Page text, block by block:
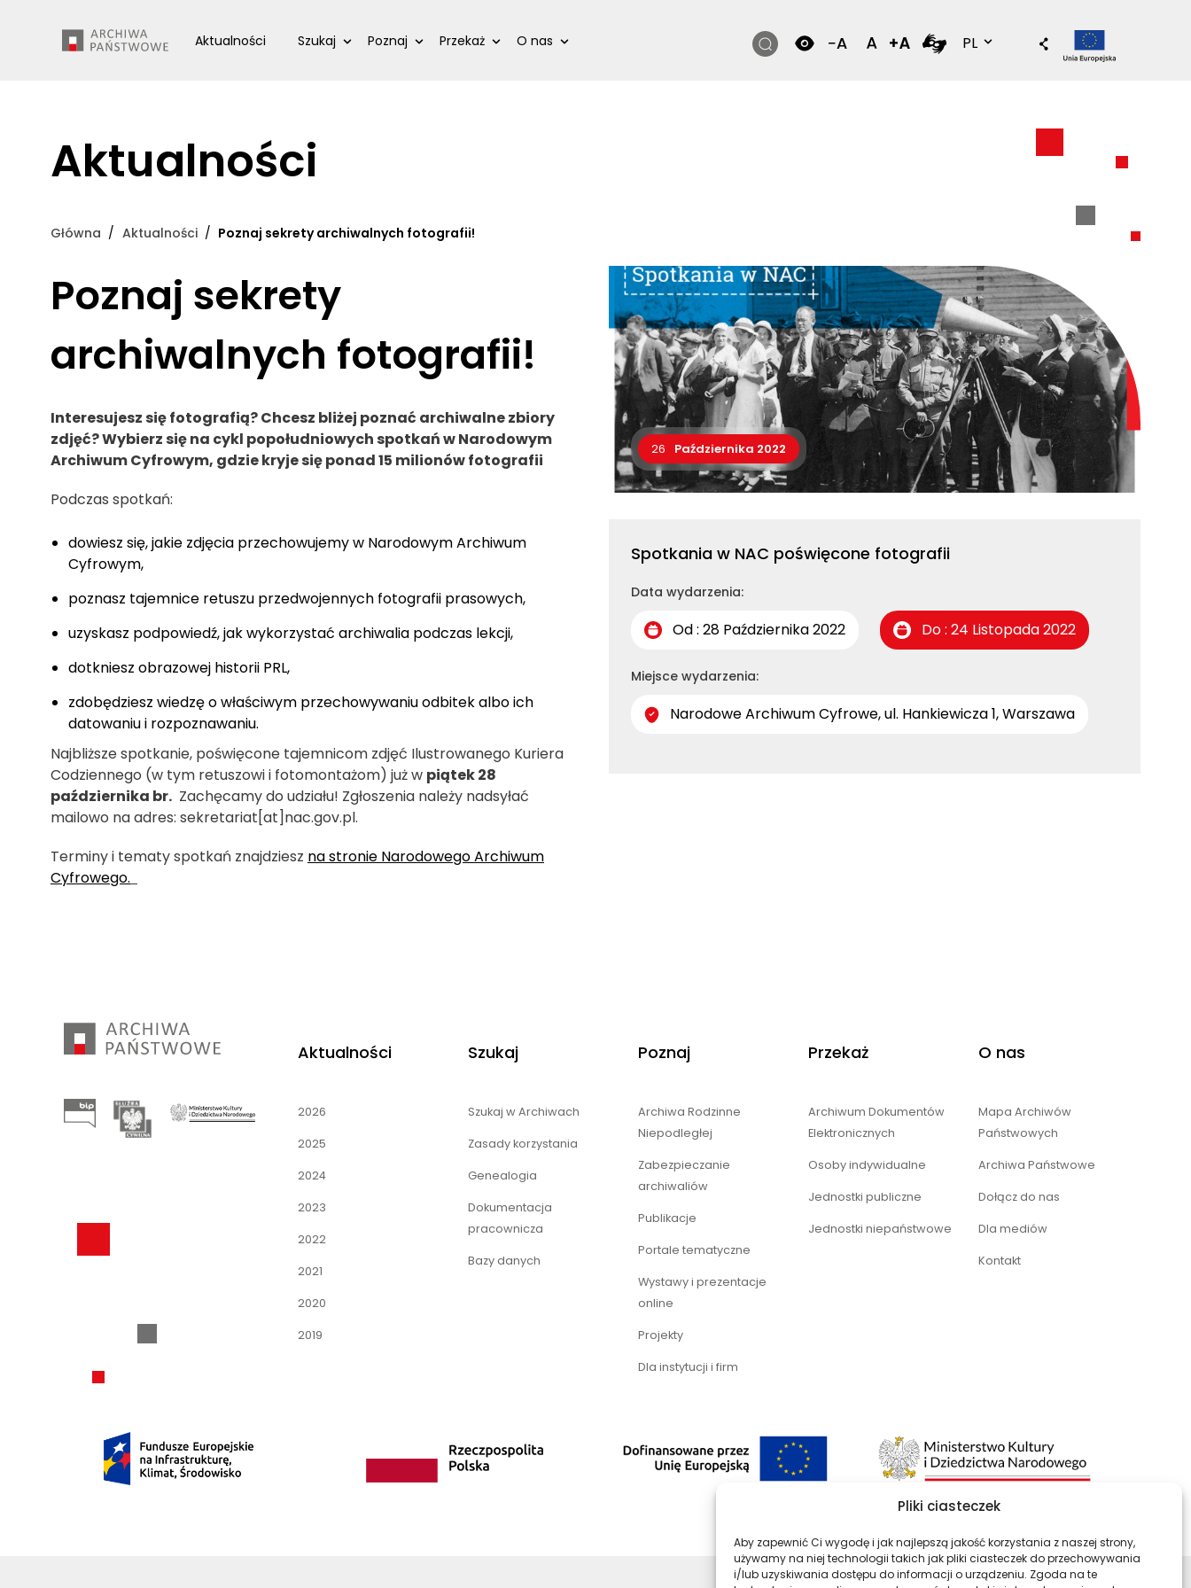
Pliki ciasteczek
Aby zapewnić Ci wygodę i jak najlepszą jakość korzystania z naszej strony,
używamy na niej technologii takich jak pliki ciasteczek do przechowywania
i/lub uzyskiwania dostępu do informacji o urządzeniu. Zgoda na te
Aktualności Szukaj Poznaj Przekaż O nas Szukaj PLWersja polska
Aktualności
Główna Aktualności Poznaj sekrety archiwalnych fotografii!
Poznaj sekrety
archiwalnych fotografii!
Interesujesz się fotografią? Chcesz bliżej poznać archiwalne zbiory
zdjęć? Wybierz się na cykl popołudniowych spotkań w Narodowym
Archiwum Cyfrowym, gdzie kryje się ponad 15 milionów fotografii
Podczas spotkań:
dowiesz się, jakie zdjęcia przechowujemy w Narodowym Archiwum
Cyfrowym,
poznasz tajemnice retuszu przedwojennych fotografii prasowych,
uzyskasz podpowiedź, jak wykorzystać archiwalia podczas lekcji,
dotkniesz obrazowej historii PRL,
zdobędziesz wiedzę o właściwym przechowywaniu odbitek albo ich
datowaniu i rozpoznawaniu.
Najbliższe spotkanie, poświęcone tajemnicom zdjęć Ilustrowanego Kuriera
Codziennego (w tym retuszowi i fotomontażom) już w piątek 28
października br. Zachęcamy do udziału! Zgłoszenia należy nadsyłać
mailowo na adres: sekretariat[at]nac.gov.pl.
Terminy i tematy spotkań znajdziesz na stronie Narodowego Archiwum
Cyfrowego.
26 Października 2022
Spotkania w NAC poświęcone fotografii
Data wydarzenia:
Od : 28 Października 2022 Do : 24 Listopada 2022
Miejsce wydarzenia:
Narodowe Archiwum Cyfrowe, ul. Hankiewicza 1, Warszawa
Aktualności
2026
2025
2024
2023
2022
2021
2020
2019
Szukaj
Szukaj w Archiwach
Zasady korzystania
Genealogia
Dokumentacja
pracownicza
Bazy danych
Poznaj
Archiwa Rodzinne
Niepodległej
Zabezpieczanie
archiwaliów
Publikacje
Portale tematyczne
Wystawy i prezentacje
online
Projekty
Dla instytucji i firm
Przekaż
Archiwum Dokumentów
Elektronicznych
Osoby indywidualne
Jednostki publiczne
Jednostki niepaństwowe
O nas
Mapa Archiwów
Państwowych
Archiwa Państwowe
Dołącz do nas
Dla mediów
Kontakt